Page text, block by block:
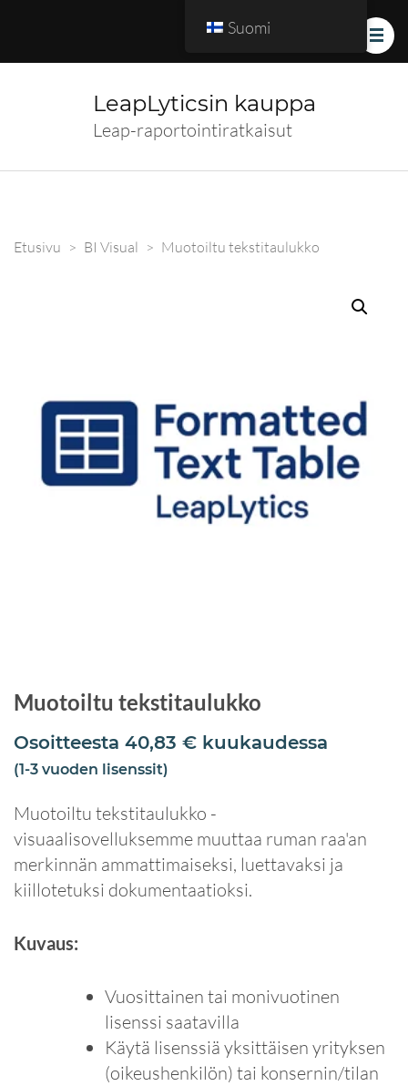
LeapLyticsin kauppa
Leap-raportointiratkaisut
Etusivu > BI Visual > Muotoiltu tekstitaulukko
Muotoiltu tekstitaulukko
Osoitteesta 40,83 € kuukaudessa
(1-3 vuoden lisenssit)
Muotoiltu tekstitaulukko -
visuaalisovelluksemme muuttaa ruman raa'an
merkinnän ammattimaiseksi, luettavaksi ja
kiillotetuksi dokumentaatioksi.
Kuvaus:
Vuosittainen tai monivuotinen
lisenssi saatavilla
Käytä lisenssiä yksittäisen yrityksen
(oikeushenkilön) tai konsernin/tilan
Suomi